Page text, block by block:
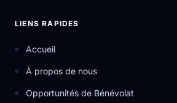
LIENS RAPIDES
Accueil
À propos de nous
Opportunités de Bénévolat